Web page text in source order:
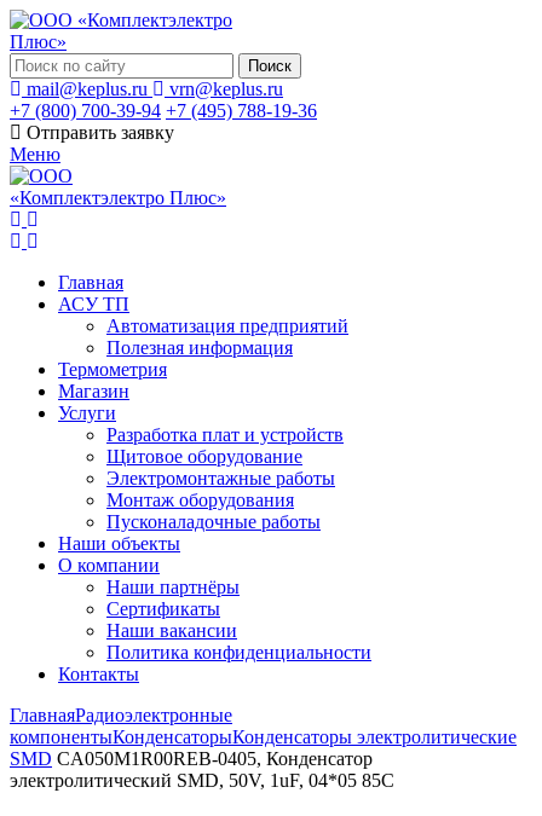
Поиск
mail@keplus.ru
vrn@keplus.ru
+7 (800) 700-39-94 +7 (495) 788-19-36
Отправить заявку
Меню
Главная
АСУ ТП
Автоматизация предприятий
Полезная информация
Термометрия
Магазин
Услуги
Разработка плат и устройств
Щитовое оборудование
Электромонтажные работы
Монтаж оборудования
Пусконаладочные работы
Наши объекты
О компании
Наши партнёры
Сертификаты
Наши вакансии
Политика конфиденциальности
Контакты
ГлавнаяРадиоэлектронные
компонентыКонденсаторыКонденсаторы электролитические
SMD CA050M1R00REB-0405, Конденсатор
электролитический SMD, 50V, 1uF, 04*05 85C